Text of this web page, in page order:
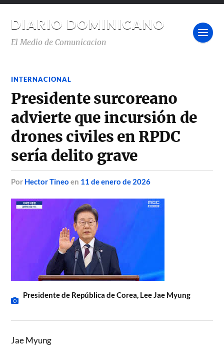
DIARIO DOMINICANO
El Medio de Comunicacion
INTERNACIONAL
Presidente surcoreano
advierte que incursión de
drones civiles en RPDC
sería delito grave
por Hector Tineo en 11 de enero de 2026
Presidente de República de Corea, Lee Jae Myung
Jae Myung